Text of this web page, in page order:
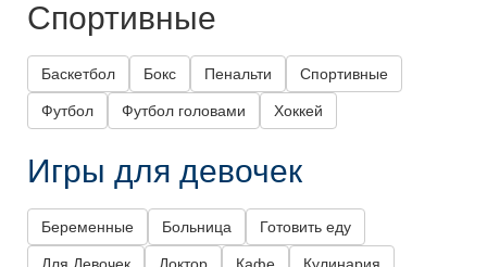
Спортивные
Баскетбол Бокс Пенальти Спортивные
Футбол Футбол головами Хоккей
Игры для девочек
Беременные Больница Готовить еду